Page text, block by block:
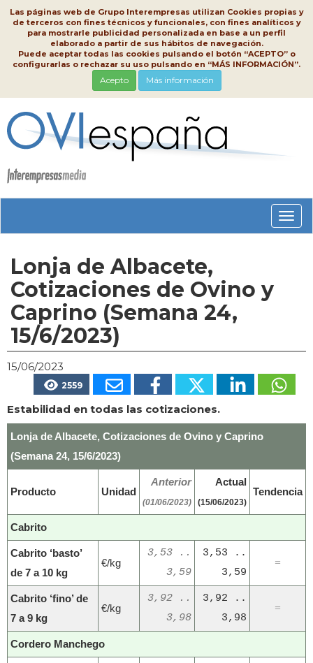
Las páginas web de Grupo Interempresas utilizan Cookies propias y
de terceros con fines técnicos y funcionales, con fines analíticos y
para mostrarle publicidad personalizada en base a un perfil
elaborado a partir de sus hábitos de navegación.
Puede aceptar todas las cookies pulsando el botón “ACEPTO” o
configurarlas o rechazar su uso pulsando en “MÁS INFORMACIÓN”.
Acepto Más información
Lonja de Albacete,
Cotizaciones de Ovino y
Caprino (Semana 24,
15/6/2023)
15/06/2023
2559
Estabilidad en todas las cotizaciones.
Lonja de Albacete, Cotizaciones de Ovino y Caprino
(Semana 24, 15/6/2023)
Producto Unidad
Anterior
(01/06/2023)
Actual
(15/06/2023)
Tendencia
Cabrito
Cabrito ‘basto’
de 7 a 10 kg
€/kg
3,53 ..
3,59
3,53 ..
3,59
=
Cabrito ‘fino’ de
7 a 9 kg
€/kg
3,92 ..
3,98
3,92 ..
3,98
=
Cordero Manchego